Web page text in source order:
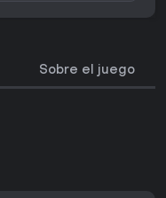
Sobre el juego